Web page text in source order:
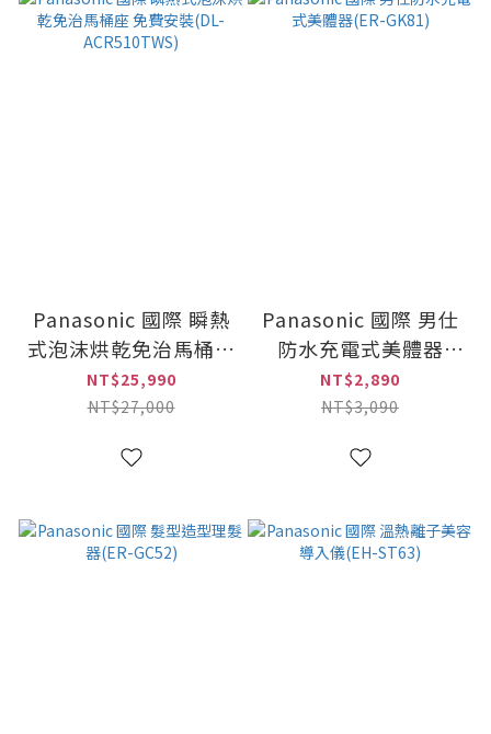
Panasonic 國際 瞬熱
式泡沫烘乾免治馬桶座
免費安裝(DL-
ACR510TWS)
NT$25,990
NT$27,000
Panasonic 國際 男仕
防水充電式美體器
(ER-GK81)
NT$2,890
NT$3,090